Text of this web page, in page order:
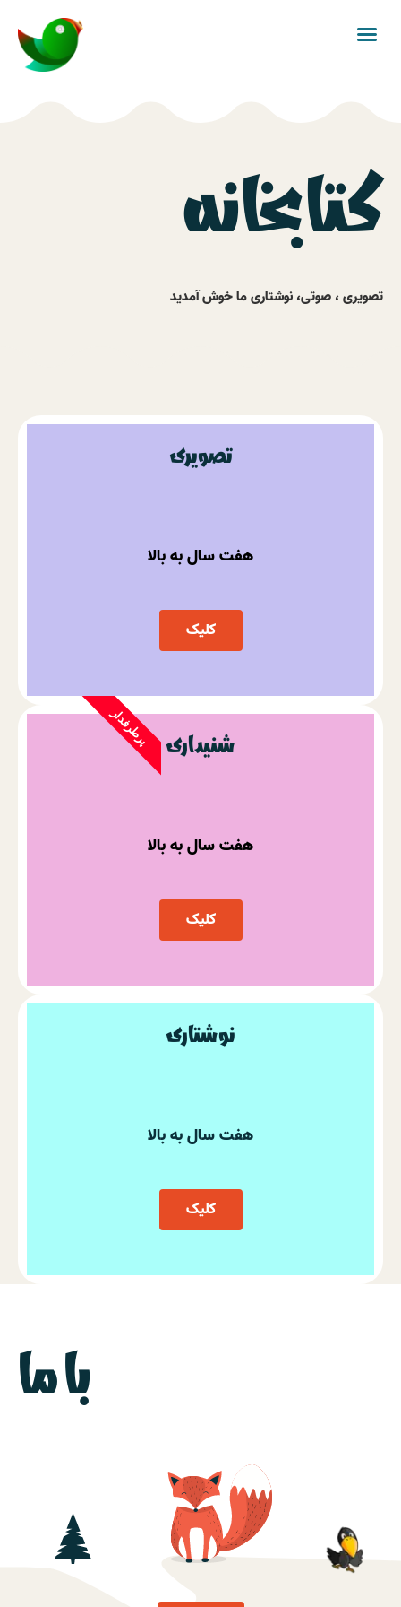
کتابخانه
تصویری ، صوتی، نوشتاری ما خوش آمدید
تصویری
هفت سال به بالا
کلیک
پرطرفدار
شنیداری
هفت سال به بالا
کلیک
نوشتاری
هفت سال به بالا
کلیک
با ما